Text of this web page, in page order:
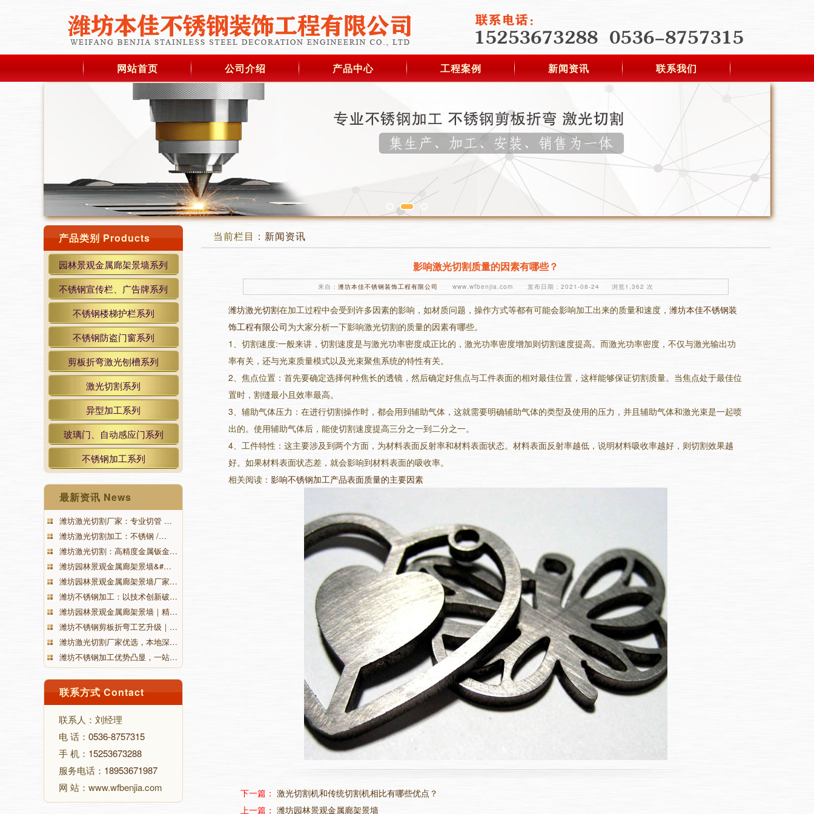
网站首页 公司介绍 产品中心 工程案例 新闻资讯 联系我们
产品类别 Products
园林景观金属廊架景墙系列
不锈钢宣传栏、广告牌系列
不锈钢楼梯护栏系列
不锈钢防盗门窗系列
剪板折弯激光刨槽系列
激光切割系列
异型加工系列
玻璃门、自动感应门系列
不锈钢加工系列
最新资讯 News
潍坊激光切割厂家：专业切管 …
潍坊激光切割加工：不锈钢 /…
潍坊激光切割：高精度金属钣金…
潍坊园林景观金属廊架景墙&#…
潍坊园林景观金属廊架景墙厂家…
潍坊不锈钢加工：以技术创新破…
潍坊园林景观金属廊架景墙｜精…
潍坊不锈钢剪板折弯工艺升级｜…
潍坊激光切割厂家优选，本地深…
潍坊不锈钢加工优势凸显，一站…
联系方式 Contact
联系人：刘经理
电 话： 0536-8757315
手 机： 15253673288
服务电话： 18953671987
网 站：www.wfbenjia.com
当前栏目： 新闻资讯
影响激光切割质量的因素有哪些？
来自： 潍坊本佳不锈钢装饰工程有限公司 www.wfbenjia.com 发布日期：2021-08-24 浏览1,362 次
潍坊激光切割在加工过程中会受到许多因素的影响，如材质问题，操作方式等都有可能会影响加工出来的质量和速度， 潍坊本佳不锈钢装
饰工程有限公司为大家分析一下影响激光切割的质量的因素有哪些。
1、切割速度:一般来讲，切割速度是与激光功率密度成正比的，激光功率密度增加则切割速度提高。而激光功率密度，不仅与激光输出功
率有关，还与光束质量模式以及光束聚焦系统的特性有关。
2、焦点位置：首先要确定选择何种焦长的透镜，然后确定好焦点与工件表面的相对最佳位置，这样能够保证切割质量。当焦点处于最佳位
置时，割缝最小且效率最高。
3、辅助气体压力：在进行切割操作时，都会用到辅助气体，这就需要明确辅助气体的类型及使用的压力，并且辅助气体和激光束是一起喷
出的。使用辅助气体后，能使切割速度提高三分之一到二分之一。
4、工件特性：这主要涉及到两个方面，为材料表面反射率和材料表面状态。材料表面反射率越低，说明材料吸收率越好，则切割效果越
好。如果材料表面状态差，就会影响到材料表面的吸收率。
相关阅读： 影响不锈钢加工产品表面质量的主要因素
下一篇： 激光切割机和传统切割机相比有哪些优点？
上一篇： 潍坊园林景观金属廊架景墙